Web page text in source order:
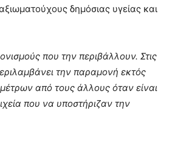
δημόσιας υγείας και
που την περιβάλλουν. Στις
την παραμονή εκτός
από τους άλλους όταν είναι
που να υποστήριζαν την